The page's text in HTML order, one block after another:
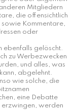
Mitgliedern
die offensichtlich
Kommentare,
oder
ebenfalls gelöscht.
zu Werbezwecken
und alles, was
abgelehnt.
wie solche, die
eine Debatte
erzwingen, werden